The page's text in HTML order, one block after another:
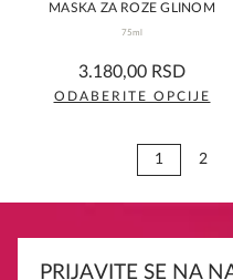
MASKA ZA ROZE GLINOM
75ml
0,0
rating
3.180,00 RSD
ODABERITE OPCIJE
proizvod
ima
više
Opcije
1 2
PRIJAVITE SE NA